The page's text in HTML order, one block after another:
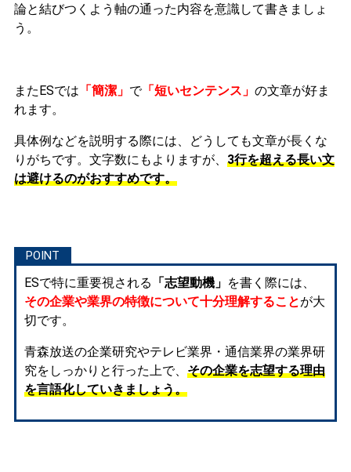
論と結びつくよう軸の通った内容を意識して書きましょ
う。
またESでは 「簡潔」 で「短いセンテンス」 の文章が好ま
れます。
具体例などを説明する際には、どうしても文章が長くな
りがちです。文字数にもよりますが、 3行を超える長い文
は避けるのがおすすめです。
ESで特に重要視される 「志望動機」 を書く際には、
その企業や業界の特徴について十分理解することが大
切です。
青森放送の企業研究やテレビ業界・通信業界の業界研
究をしっかりと行った上で、 その企業を志望する理由
を言語化していきましょう。